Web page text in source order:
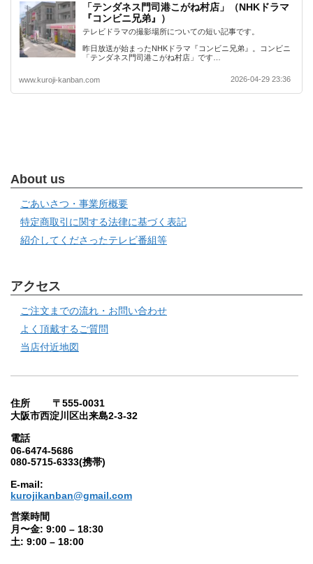
「テンダネス門司港こがね村店」（NHKドラマ
『コンビニ兄弟』）
テレビドラマの撮影場所についての短い記事です。
昨日放送が始まったNHKドラマ『コンビニ兄弟』。コンビニ
「テンダネス門司港こがね村店」です…
www.kuroji-kanban.com 2026-04-29 23:36
About us
ごあいさつ・事業所概要
特定商取引に関する法律に基づく表記
紹介してくださったテレビ番組等
アクセス
ご注文までの流れ・お問い合わせ
よく頂戴するご質問
当店付近地図
住所 〒555-0031
大阪市西淀川区出来島2-3-32
電話
06-6474-5686
080-5715-6333(携帯)
E-mail:
kurojikanban@gmail.com
営業時間
月〜金: 9:00 – 18:30
土: 9:00 – 18:00